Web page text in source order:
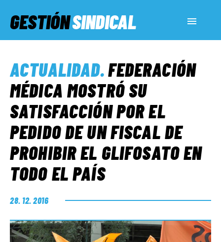
GESTIÓNSINDICAL
SERVICIOS SOCIALES
INFORMES ESPECIALES
FUERA DE MEGÁFONO
ACTUALIDAD.FEDERACIÓN
MÉDICA MOSTRÓ SU
SATISFACCIÓN POR EL
PEDIDO DE UN FISCAL DE
PROHIBIR EL GLIFOSATO EN
TODO EL PAÍS
28. 12. 2016